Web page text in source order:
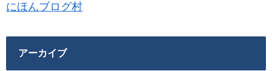
にほんブログ村
アーカイブ